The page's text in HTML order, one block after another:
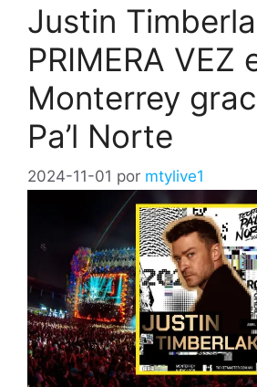
Justin
PRIMERA VEZ
Monterrey
Pa’l Norte
2024-11-01 por mtylive1